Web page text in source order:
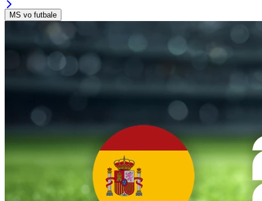
MS vo futbale